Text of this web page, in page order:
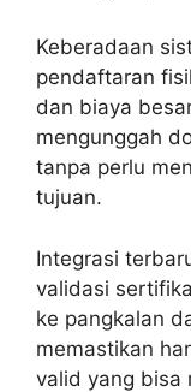
Keberadaan
pendaftaran
dan biaya
mengunggah
tanpa perlu
tujuan.
Integrasi
validasi
ke pangkalan
memastikan
valid yang bisa